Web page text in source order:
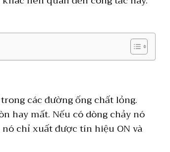
các đường ống chất lỏng.
hay mất. Nếu có dòng chảy nó
chỉ xuất được tín hiệu ON và